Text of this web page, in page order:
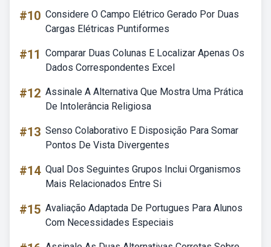
#10 Considere O Campo Elétrico Gerado Por Duas
Cargas Elétricas Puntiformes
#11 Comparar Duas Colunas E Localizar Apenas Os
Dados Correspondentes Excel
#12 Assinale A Alternativa Que Mostra Uma Prática
De Intolerância Religiosa
#13 Senso Colaborativo E Disposição Para Somar
Pontos De Vista Divergentes
#14 Qual Dos Seguintes Grupos Inclui Organismos
Mais Relacionados Entre Si
#15 Avaliação Adaptada De Portugues Para Alunos
Com Necessidades Especiais